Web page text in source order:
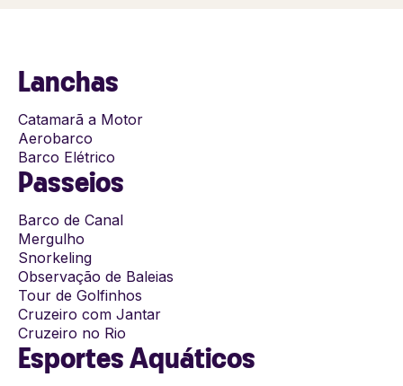
Lanchas
Catamarã a Motor
Aerobarco
Barco Elétrico
Passeios
Barco de Canal
Mergulho
Snorkeling
Observação de Baleias
Tour de Golfinhos
Cruzeiro com Jantar
Cruzeiro no Rio
Esportes Aquáticos